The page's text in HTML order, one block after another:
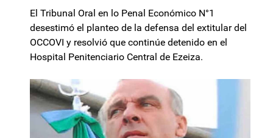
El Tribunal Oral en lo Penal Económico N°1
desestimó el planteo de la defensa del extitular del
OCCOVI y resolvió que continúe detenido en el
Hospital Penitenciario Central de Ezeiza.